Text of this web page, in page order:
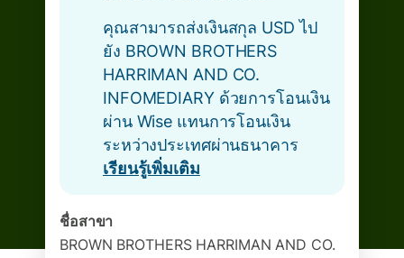
คุณสามารถส่งเงินสกุล USD ไป
ยัง BROWN BROTHERS
HARRIMAN AND CO.
INFOMEDIARY ด้วยการโอนเงิน
ผ่าน Wise แทนการโอนเงิน
ระหว่างประเทศผ่านธนาคาร
เรียนรู้เพิ่มเติม
ชื่อสาขา
BROWN BROTHERS HARRIMAN AND CO.